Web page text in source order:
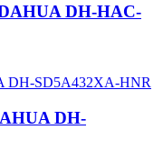
DH-HAC-
DH-